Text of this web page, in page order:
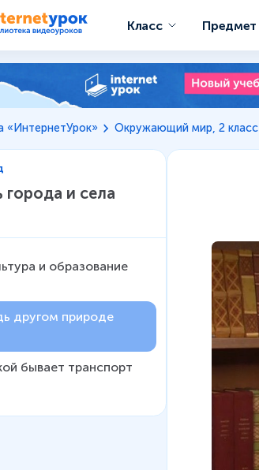
Класс Предмет
«ИнтернетУрок» Окружающий мир, 2 класс
города и села
и образование
другом природе
бывает транспорт